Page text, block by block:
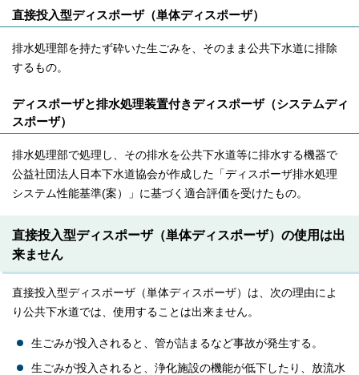
直接投入型ディスポーザ（単体ディスポーザ）
排水処理部を持たず砕いた生ごみを、そのまま公共下水道に排除
するもの。
ディスポーザと排水処理装置付きディスポーザ（システムディ
スポーザ）
排水処理部で処理し、その排水を公共下水道等に排水する機器で
公益社団法人日本下水道協会が作成した「ディスポーザ排水処理
システム性能基準(案）」に基づく適合評価を受けたもの。
直接投入型ディスポーザ（単体ディスポーザ）の使用は出
来ません
直接投入型ディスポーザ（単体ディスポーザ）は、次の理由によ
り公共下水道では、使用することは出来ません。
生ごみが投入されると、管が詰まるなど事故が発生する。
生ごみが投入されると、浄化施設の機能が低下したり、放流水